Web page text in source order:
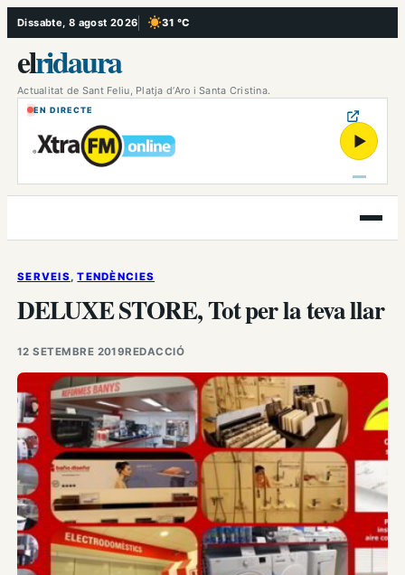
Vés
al
contingut
Dissabte, 8 agost 2026 31 °C
, Cel serè
elridaura
Actualitat de Sant Feliu, Platja d’Aro i Santa Cristina.
EN DIRECTE
▶
Obre
el
SERVEIS, TENDÈNCIES
DELUXE STORE, Tot per la teva llar
12 SETEMBRE 2019REDACCIÓ